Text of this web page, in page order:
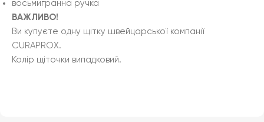
восьмигранна ручка
ВАЖЛИВО!
Ви купуєте одну щітку швейцарської компанії
CURAPROX.
Колір щіточки випадковий.